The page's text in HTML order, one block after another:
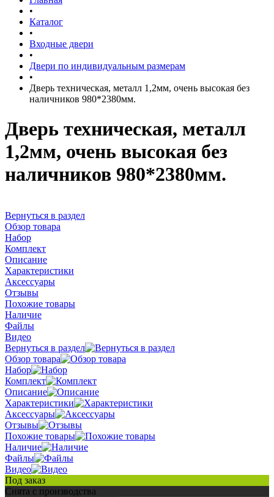
•
Каталог
•
Входные двери
•
Двери по индивидуальным размерам
•
Дверь техническая, металл 1,2мм, очень высокая без
наличников 980*2380мм.
Дверь техническая, металл
1,2мм, очень высокая без
наличников 980*2380мм.
Вернуться в раздел
Обзор товара
Набор
Комплект
Описание
Характеристики
Аксессуары
Отзывы
Похожие товары
Наличие
Файлы
Видео
Вернуться в раздел
Обзор товара
Набор
Комплект
Описание
Характеристики
Аксессуары
Отзывы
Похожие товары
Наличие
Файлы
Видео
Под заказ
Снята с производства